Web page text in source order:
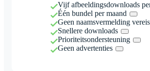
Vijf afbeeldingsdownloads
Één bundel per maand
Geen naamsvermelding
Snellere downloads
Prioriteitsondersteuning
Geen advertenties